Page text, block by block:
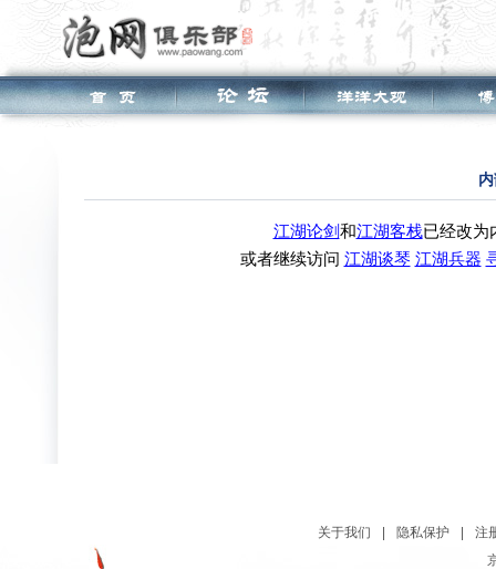
江湖论剑和江湖客栈已经改为
或者继续访问 江湖谈琴 江湖兵器
关于我们 隐私保护
注